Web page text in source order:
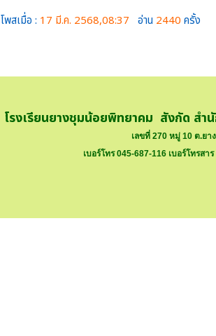
โพสเมื่อ : 17 มี.ค. 2568,08:37 อ่าน 2440 ครั้ง
โรงเรียนยางชุมน้อยพิทยาคม สังกัด สำ
เลขที่ 270 หมู่ 10 ต.ยา
เบอร์โทร 045-687-116 เบอร์โทรส